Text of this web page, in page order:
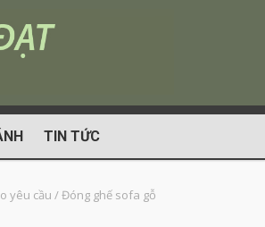
TIN TỨC
yêu cầu /Đóng ghế sofa gỗ